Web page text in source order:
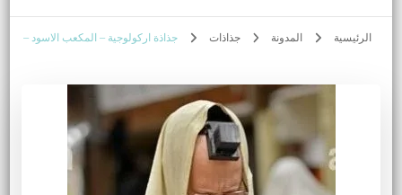
الرئيسية المدونة جذاذات جذاذة اركولوجية – المكعب الاسود –